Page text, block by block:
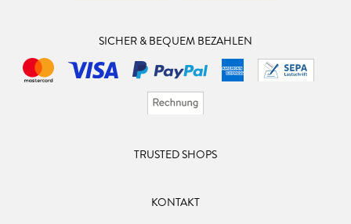
SICHER & BEQUEM BEZAHLEN
TRUSTED SHOPS
KONTAKT